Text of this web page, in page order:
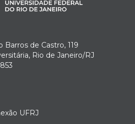
Barros de Castro, 119
Rio de Janeiro/RJ
UFRJ